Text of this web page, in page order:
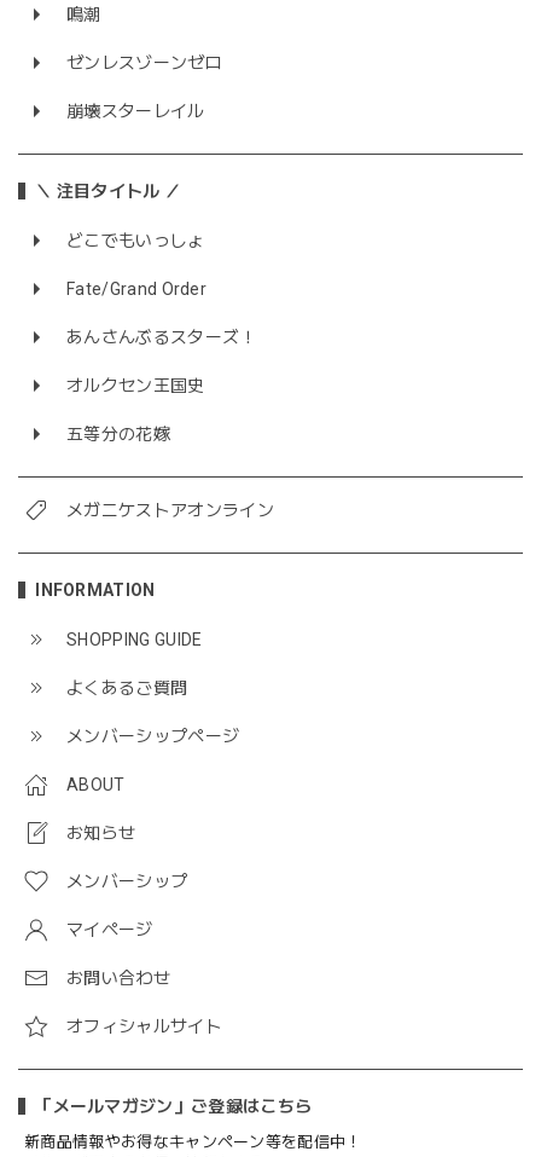
鳴潮
ゼンレスゾーンゼロ
崩壊スターレイル
＼ 注目タイトル ／
どこでもいっしょ
Fate/Grand Order
あんさんぶるスターズ！
オルクセン王国史
五等分の花嫁
メガニケストアオンライン
INFORMATION
SHOPPING GUIDE
よくあるご質問
メンバーシップページ
ABOUT
お知らせ
メンバーシップ
マイページ
お問い合わせ
オフィシャルサイト
「メールマガジン」ご登録はこちら
新商品情報やお得なキャンペーン等を配信中！